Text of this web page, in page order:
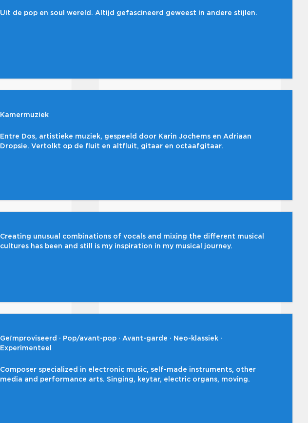
Uit de pop en soul wereld. Altijd gefascineerd geweest in andere stijlen.
Kamermuziek
Entre Dos, artistieke muziek, gespeeld door Karin Jochems en Adriaan
Dropsie. Vertolkt op de fluit en altfluit, gitaar en octaafgitaar.
Creating unusual combinations of vocals and mixing the different musical
cultures has been and still is my inspiration in my musical journey.
Geïmproviseerd Pop/avant-pop Avant-garde
Neo-klassiek
Experimenteel
Composer specialized in electronic music, self-made instruments, other
media and performance arts. Singing, keytar, electric organs, moving.